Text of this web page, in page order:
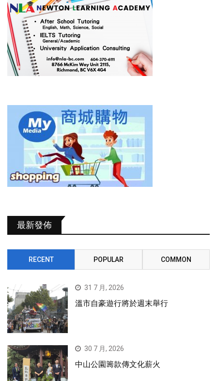
最新發佈
RECENT POPULAR COMMON
31 7 月, 2026
溫市自豪遊行將於週末舉行
30 7 月, 2026
中山公園籌款傳文化薪火